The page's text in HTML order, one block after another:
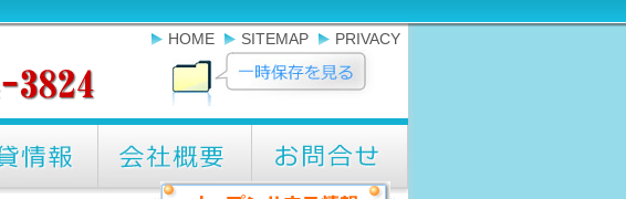
HOME SITEMAP PRIVACY